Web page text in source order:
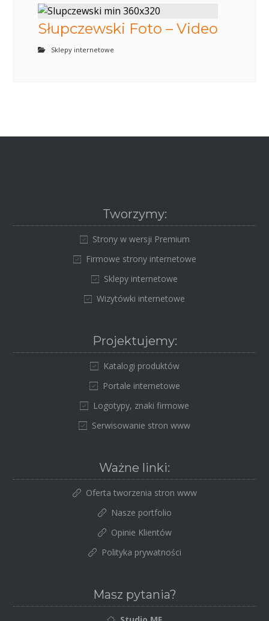
Słupczewski Foto – Video
Sklepy internetowe
Tworzymy:
Strony w wersji Premium
Firmowe strony internetowe
Sklepy internetowe
Wizytówki internetowe
Projektujemy:
Katalogi produktów
Portale internetowe
Logotypy, znaki firmowe
Serwisowanie stron www
Ważne linki:
Oferta tworzenia stron www
Nasze portfolio
Opinie Klientów
Polityka prywatności
Masz pytania?